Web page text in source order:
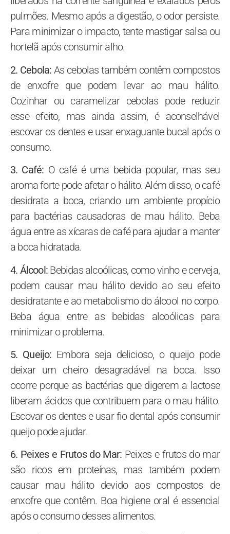
pulmões. Mesmo após a digestão, o odor persiste.
Para minimizar o impacto, tente mastigar salsa ou
hortelã após consumir alho.
2. Cebola: As cebolas também contêm compostos
de enxofre que podem levar ao mau hálito.
Cozinhar ou caramelizar cebolas pode reduzir
esse efeito, mas ainda assim, é aconselhável
escovar os dentes e usar enxaguante bucal após o
consumo.
3. Café: O café é uma bebida popular, mas seu
aroma forte pode afetar o hálito. Além disso, o café
desidrata a boca, criando um ambiente propício
para bactérias causadoras de mau hálito. Beba
água entre as xícaras de café para ajudar a manter
a boca hidratada.
4. Álcool: Bebidas alcoólicas, como vinho e cerveja,
podem causar mau hálito devido ao seu efeito
desidratante e ao metabolismo do álcool no corpo.
Beba água entre as bebidas alcoólicas para
minimizar o problema.
5. Queijo: Embora seja delicioso, o queijo pode
deixar um cheiro desagradável na boca. Isso
ocorre porque as bactérias que digerem a lactose
liberam ácidos que contribuem para o mau hálito.
Escovar os dentes e usar fio dental após consumir
queijo pode ajudar.
6. Peixes e Frutos do Mar: Peixes e frutos do mar
são ricos em proteínas, mas também podem
causar mau hálito devido aos compostos de
enxofre que contêm. Boa higiene oral é essencial
após o consumo desses alimentos.